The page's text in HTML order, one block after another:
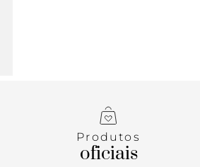
Produtos
oficiais